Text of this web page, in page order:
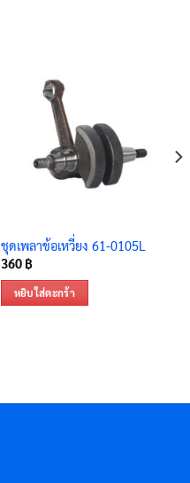
ชุดเพลาข้อเหวี่ยง 61-0105L
360 ฿
หยิบใส่ตะกร้า